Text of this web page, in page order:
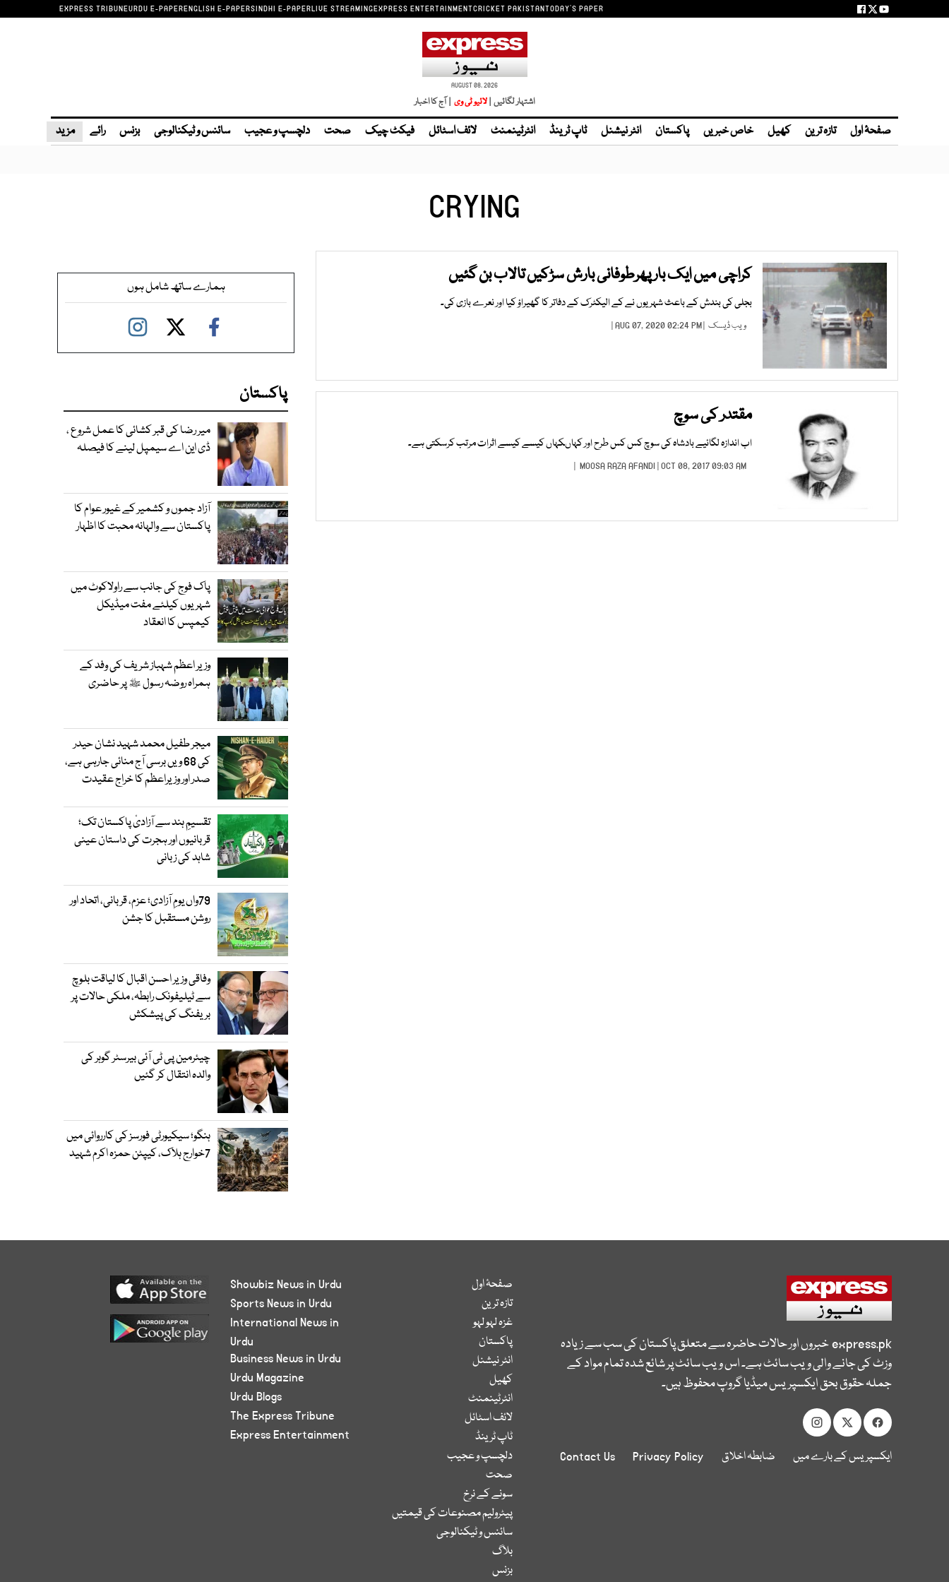
EXPRESS TRIBUNEURDU E-PAPERENGLISH E-PAPERSINDHI E-PAPERLIVE STREAMINGEXPRESS ENTERTAINMENTCRICKET PAKISTANTODAY'S PAPER
AUGUST 08, 2026
اشتہار لگائیں | | آج کا اخبار
صفحۂ اول تازہ ترین کھیل خاص خبریں پاکستان انٹر نیشنل ٹاپ ٹرینڈ انٹرٹینمنٹ لائف اسٹائل فیکٹ چیک صحت دلچسپ و عجیب سائنس و ٹیکنالوجی بزنس رائے مزید
CRYING
کراچی میں ایک بار پھرطوفانی بارش سڑکیں تالاب بن گئیں
بجلی کی بندش کے باعث شہریوں نے کے الیکٹرک کے دفاتر کا گھیراؤ کیا اور نعرے بازی کی۔
ویب ڈیسک | AUG 07, 2020 02:24 PM |
مقتدر کی سوچ
اب اندازہ لگائیے بادشاہ کی سوچ کس کس طرح اور کہاںکہاں کیسے کیسے اثرات مرتب کرسکتی ہے۔
MOOSA RAZA AFANDI | OCT 08, 2017 09:03 AM |
ہمارے ساتھ شامل ہوں
پاکستان
میر رضا کی قبر کشائی کا عمل شروع ،
ڈی این اے سیمپل لینے کا فیصلہ
آزاد جموں و کشمیر کے غیور عوام کا
پاکستان سے والہانہ محبت کا اظہار
پاک فوج کی جانب سے راولاکوٹ میں
شہریوں کیلئے مفت میڈیکل
کیمپس کا انعقاد
وزیر اعظم شہباز شریف کی وفد کے
ہمراہ روضہ رسول ﷺ پر حاضری
میجر طفیل محمد شہید نشان حیدر
کی 68 ویں برسی آج منائی جارہی ہے،
صدر اور وزیراعظم کا خراج عقیدت
تقسیمِ ہند سے آزادیٔ پاکستان تک؛
قربانیوں اور ہجرت کی داستان عینی
شاہد کی زبانی
79واں یومِ آزادی؛ عزم، قربانی، اتحاد اور
روشن مستقبل کا جشن
وفاقی وزیر احسن اقبال کا لیاقت بلوچ
سے ٹیلیفونک رابطہ، ملکی حالات پر
بریفنگ کی پیشکش
چیئرمین پی ٹی آئی بیرسٹر گوہر کی
والدہ انتقال کر گئیں
ہنگو؛ سیکیورٹی فورسز کی کارروائی میں
7خوارج ہلاک، کیپٹن حمزہ اکرم شہید
express.pkخبروں اور حالات حاضرہ سے متعلق پاکستان کی سب سے زیادہ
وزٹ کی جانے والی ویب سائٹ ہے۔ اس ویب سائٹ پر شائع شدہ تمام مواد کے
جملہ حقوق بحق ایکسپریس میڈیا گروپ محفوظ ہیں۔
ایکسپریس کے بارے میں ضابطہ اخلاق Privacy Policy
Contact Us
صفحۂ اول
تازہ ترین
غزہ لہو لہو
پاکستان
انٹر نیشنل
کھیل
انٹرٹینمنٹ
لائف اسٹائل
ٹاپ ٹرینڈ
دلچسپ و عجیب
صحت
سونے کے نرخ
پیٹرولیم مصنوعات کی قیمتیں
سائنس و ٹیکنالوجی
بلاگ
بزنس
Showbiz News in Urdu
Sports News in Urdu
International News in
Urdu
Business News in Urdu
Urdu Magazine
Urdu Blogs
The Express Tribune
Express Entertainment